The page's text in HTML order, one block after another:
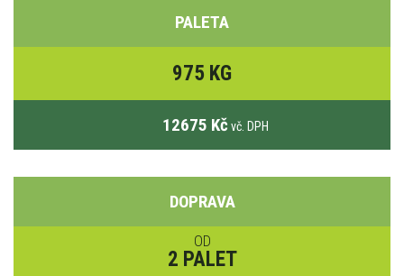
PALETA
975 KG
12675 Kč vč. DPH
DOPRAVA
OD
2 PALET